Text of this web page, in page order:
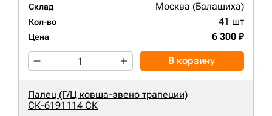
Склад Москва (Балашиха)
Кол-во 41 шт
Цена 6 300 ₽
В корзину
Палец (Г/Ц ковша-звено трапеции)
СК-6191114 СК